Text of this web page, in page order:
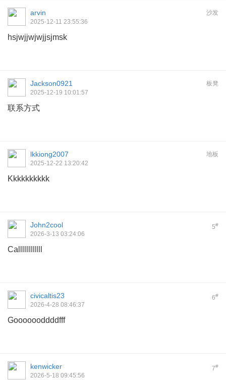
沙发
arvin
2025-12-11 23:55:36
hsjwjjwjwjjsjmsk
板凳
Jackson0921
2025-12-19 10:01:57
联系方式
地板
lkkiong2007
2025-12-22 13:20:42
Kkkkkkkkkk
5#
John2cool
2026-3-13 03:24:06
Callllllllllll
6#
civicaltis23
2026-4-28 08:46:37
Gooooooddddfff
7#
kenwicker
2026-5-18 09:45:56